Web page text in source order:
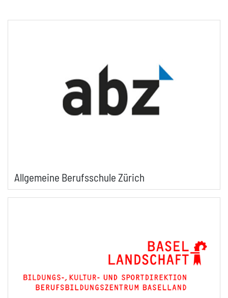
Allgemeine Berufsschule Zürich